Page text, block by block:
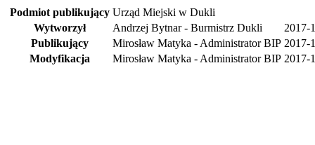
Podmiot publikujący Urząd Miejski w Dukli
Wytworzył
Andrzej Bytnar - Burmistrz Dukli
2017-
Publikujący
Mirosław Matyka - Administrator BIP 2017-
Modyfikacja
Mirosław Matyka - Administrator BIP 2017-